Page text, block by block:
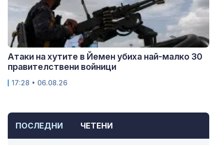
ПОСЛЕДНИ ЧЕТЕНИ
Атаки на хутите в Йемен убиха най-малко 30
правителствени войници
17:28 • 06.08.26